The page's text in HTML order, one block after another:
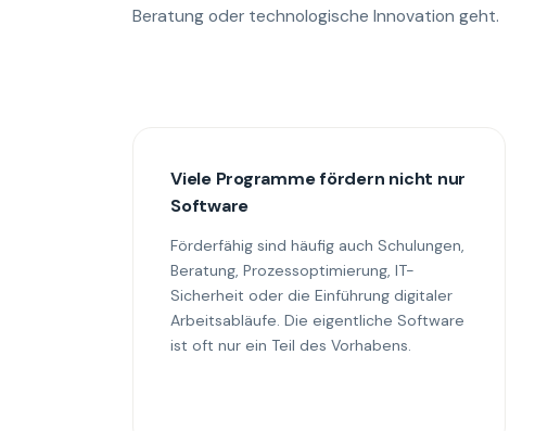
Beratung oder technologische Innovation geht.
Viele Programme fördern nicht nur
Software
Förderfähig sind häufig auch Schulungen,
Beratung, Prozessoptimierung, IT-
Sicherheit oder die Einführung digitaler
Arbeitsabläufe. Die eigentliche Software
ist oft nur ein Teil des Vorhabens.